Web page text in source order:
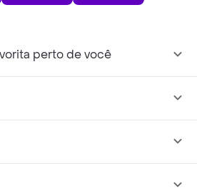
perto de você